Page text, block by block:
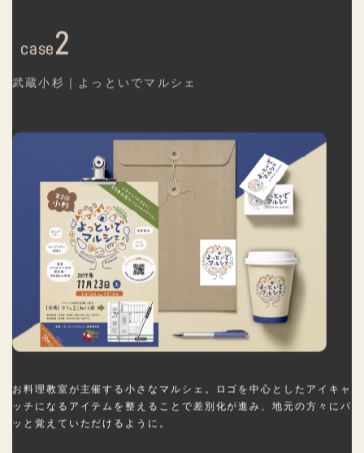
case 2
武蔵小杉｜よっといでマルシェ
お料理教室が主催する小さなマルシェ。ロゴを中心としたアイキャ
ッチになるアイテムを整えることで差別化が進み、地元の方々にパ
ッと覚えていただけるように。